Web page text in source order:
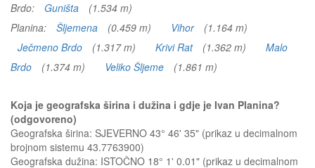
Brdo:
Guništa
(1.534 m)
Planina:
Šljemena (0.459 m) Vihor
(1.164 m)
Ječmeno Brdo
(1.317 m) Krivi Rat (1.362 m)
Malo
Brdo
(1.374 m) Veliko Šljeme (1.861 m)
Koja je geografska širina i dužina i gdje je Ivan Planina?
(odgovoreno)
Geografska širina: SJEVERNO 43° 46' 35" (prikaz u decimalnom
brojnom sistemu 43.7763900)
Geografska dužina: ISTOČNO 18° 1' 0.01" (prikaz u decimalnom